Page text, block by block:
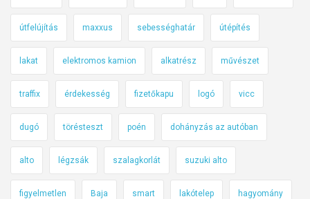
útfelújítás maxxus sebességhatár útépítés
lakat elektromos kamion alkatrész művészet
traffix érdekesség fizetőkapu logó vicc
dugó törésteszt poén dohányzás az autóban
alto légzsák szalagkorlát suzuki alto
figyelmetlen Baja smart lakótelep hagyomány